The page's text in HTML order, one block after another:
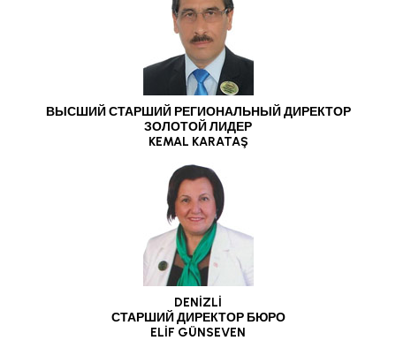
ВЫСШИЙ СТАРШИЙ РЕГИОНАЛЬНЫЙ ДИРЕКТОР
ЗОЛОТОЙ ЛИДЕР
KEMAL KARATAŞ
DENİZLİ
СТАРШИЙ ДИРЕКТОР БЮРО
ELİF GÜNSEVEN